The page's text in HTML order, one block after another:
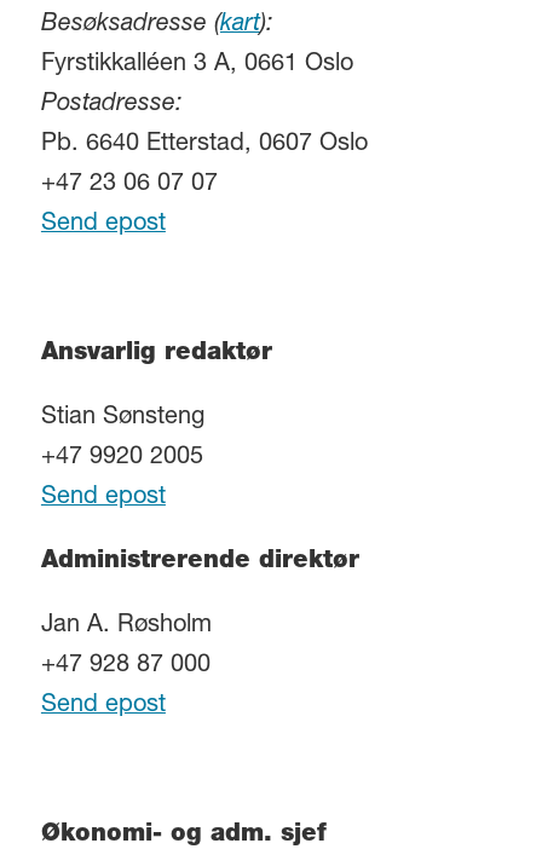
Besøksadresse (kart):
Fyrstikkalléen 3 A, 0661 Oslo
Postadresse:
Pb. 6640 Etterstad, 0607 Oslo
+47 23 06 07 07
Send epost
Ansvarlig redaktør
Stian Sønsteng
+47 9920 2005
Send epost
Administrerende direktør
Jan A. Røsholm
+47 928 87 000
Send epost
Økonomi- og adm. sjef